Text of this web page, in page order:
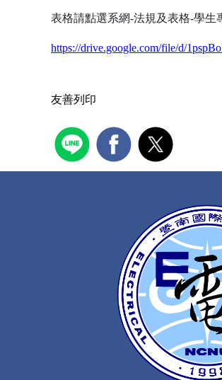
表格請點選系網-法規及表格-學生
https://drive.google.com/file/d/
友善列印